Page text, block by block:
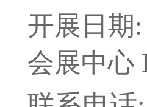
1展出地
届主办
国际商
开展日期
会展中心